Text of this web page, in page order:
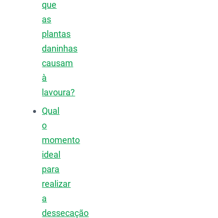
que
as
plantas
daninhas
causam
à
lavoura?
Qual
o
momento
ideal
para
realizar
a
dessecação